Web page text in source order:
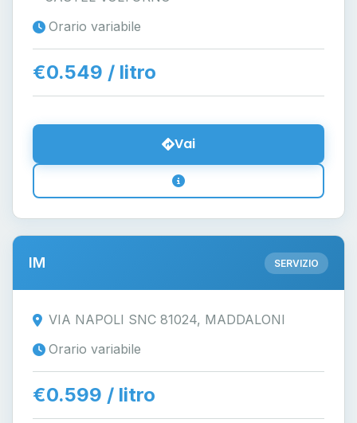
Orario variabile
€0.549 / litro
Vai
IM SERVIZIO
VIA NAPOLI SNC 81024, MADDALONI
Orario variabile
€0.599 / litro